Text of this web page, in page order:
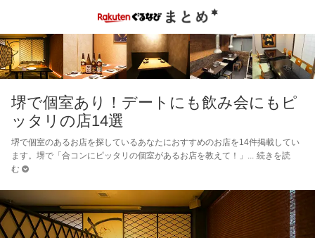
堺で個室あり！デートにも飲み会にもピ
ッタリの店14選
堺で個室のあるお店を探しているあなたにおすすめのお店を14件掲載してい
ます。堺で「合コンにピッタリの個室があるお店を教えて！」
続きを読
む